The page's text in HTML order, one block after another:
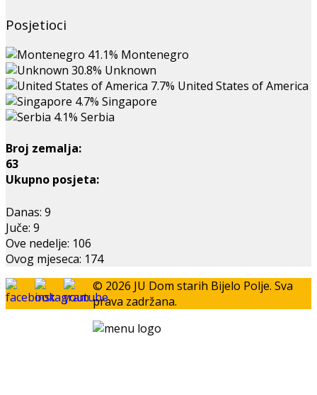
Posjetioci
41.1% Montenegro
30.8% Unknown
7.7% United States of America
4.7% Singapore
4.1% Serbia
Broj zemalja:
63
Ukupno posjeta:
Danas: 9
Juče: 9
Ove nedelje: 106
Ovog mjeseca: 174
© 2026 JU Dom starih Bijelo Polje. Sva
prava zadržana.